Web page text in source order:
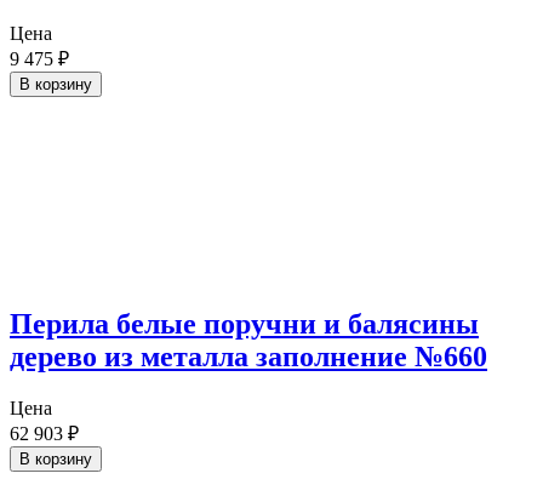
Цена
9 475 ₽
В корзину
Перила белые поручни и балясины
дерево из металла заполнение №660
Цена
62 903 ₽
В корзину